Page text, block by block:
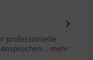
professionielle
mehr